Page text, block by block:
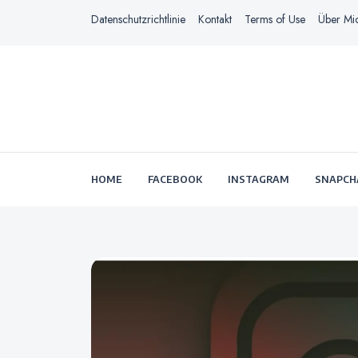
Datenschutzrichtlinie Kontakt Terms of Use Über
HOME FACEBOOK INSTAGRAM